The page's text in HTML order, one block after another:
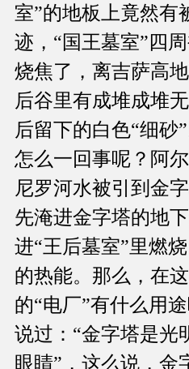
室”的地板上竟然有
迹，“国王墓室”四
烧焦了，离吉萨高
后谷里有成堆成堆
后留下的白色“细砂
怎么一回事呢？阿
尼罗河水被引到金
先淹进金字塔的地
进“王后墓室”里燃
的热能。那么，在
的“电厂”有什么用
说过：“金字塔是光
眼睛”，这么说，金